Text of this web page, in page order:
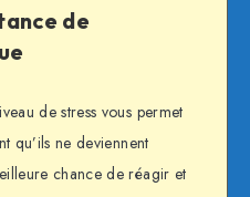
de
de stress vous permet
qu’ils ne deviennent
chance de réagir et